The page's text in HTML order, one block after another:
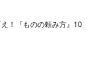
！『ものの頼み方』10